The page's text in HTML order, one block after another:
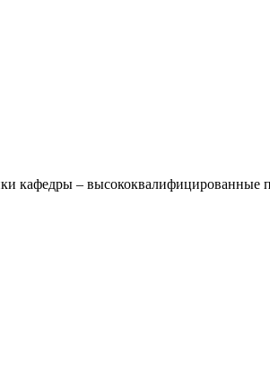
кафедры –